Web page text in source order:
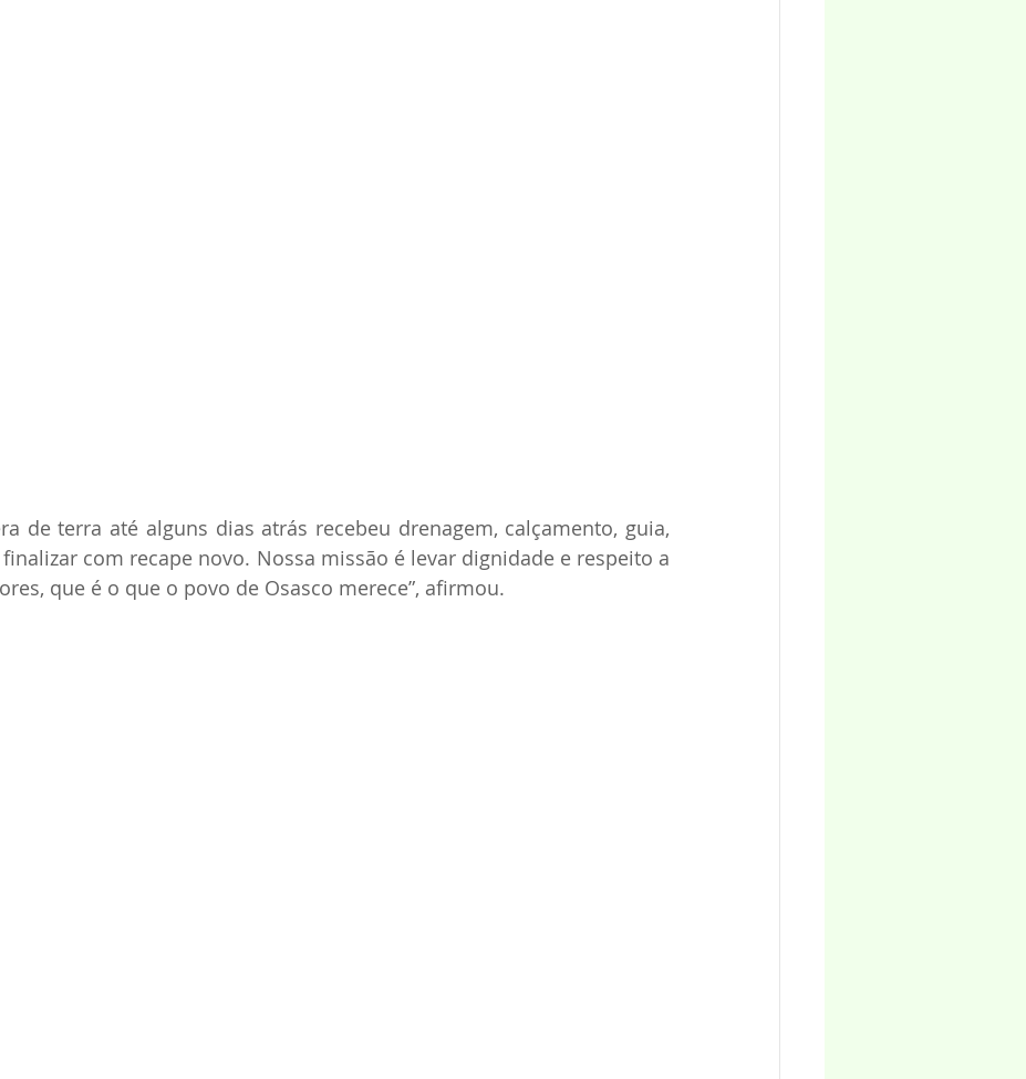
de terra até alguns dias atrás recebeu drenagem, calçamento, guia,
com recape novo. Nossa missão é levar dignidade e respeito a
que é o que o povo de Osasco merece”, afirmou.